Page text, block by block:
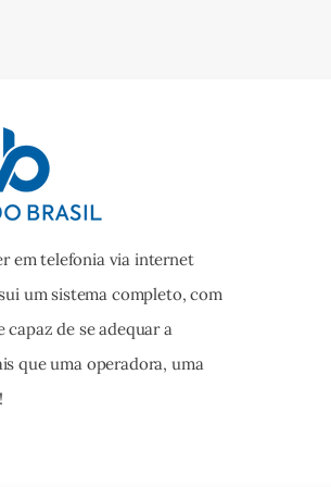
em telefonia via internet
um sistema completo, com
capaz de se adequar a
que uma operadora, uma